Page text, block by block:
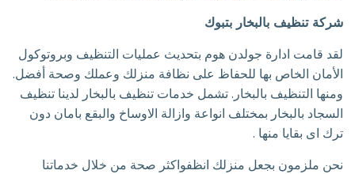
شركة تنظيف بالبخار بتبوك
لقد قامت ادارة جولدن هوم بتحديث عمليات التنظيف وبروتوكول
الأمان الخاص بها للحفاظ على نظافة منزلك وعملك وصحة أفضل.
ومنها التنظيف بالبخار. تشمل خدمات تنظيف بالبخار لدينا تنظيف
السجاد بالبخار بمختلف انواعة وازالة الاوساخ والبقع بامان دون
ترك اى بقايا منها .
نحن ملزمون بجعل منزلك انظفواكثر صحة من خلال خدماتنا